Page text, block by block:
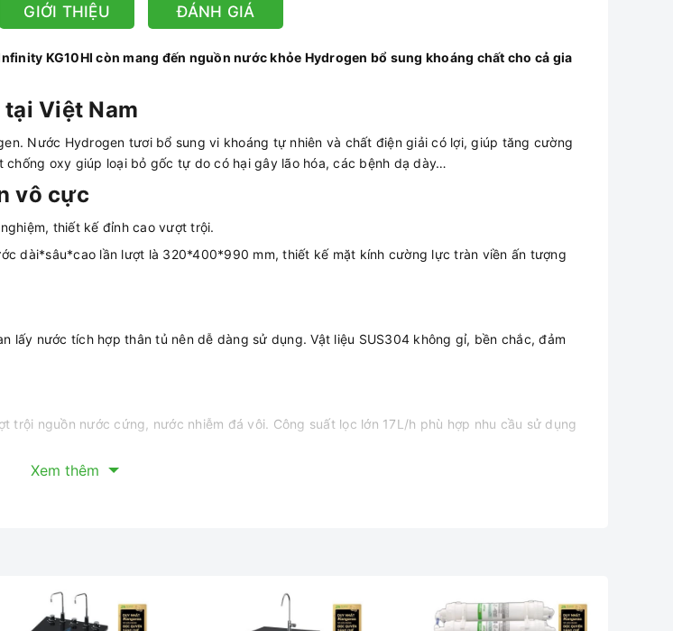
GIỚI THIỆU ĐÁNH GIÁ
KG10HI còn mang đến nguồn nước khỏe Hydrogen bổ sung khoáng chất cho cả gia
Việt Nam
Nước Hydrogen tươi bổ sung vi khoáng tự nhiên và chất điện giải có lợi, giúp tăng cường
oxy giúp loại bỏ gốc tự do có hại gây lão hóa, các bệnh dạ dày…
vô cực
thiết kế đỉnh cao vượt trội.
dài*sâu*cao lần lượt là 320*400*990 mm, thiết kế mặt kính cường lực tràn viền ấn tượng
lấy nước tích hợp thân tủ nên dễ dàng sử dụng. Vật liệu SUS304 không gỉ, bền chắc, đảm
trội nguồn nước cứng, nước nhiễm đá vôi. Công suất lọc lớn 17L/h phù hợp nhu cầu sử dụng
đất, rỉ sét… kích thước > 5 micron
Kangaroo KG10HI. Duy nhất Kangaroo độc quyền công nghệ Hydrogen tại Việt
Xem thêm